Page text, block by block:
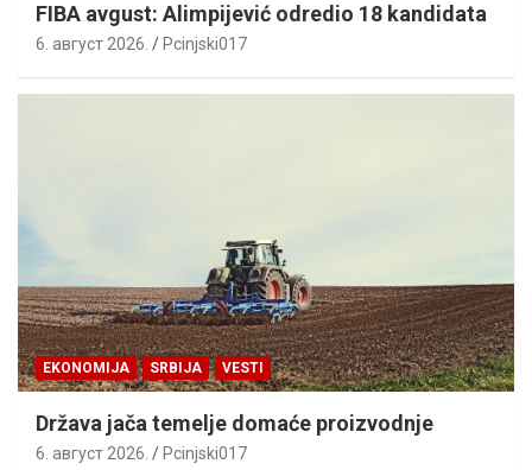
FIBA avgust: Alimpijević odredio 18 kandidata
6. август 2026. Pcinjski017
EKONOMIJA SRBIJA VESTI
Država jača temelje domaće proizvodnje
6. август 2026. Pcinjski017